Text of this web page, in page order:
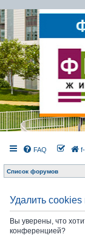
FAQ
Список форумов
Удалить
Вы уверены, что
конференцией?